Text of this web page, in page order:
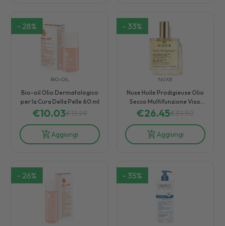
- 28%
BIO-OIL
Bio-oil Olio Dermatologico
per la Cura Della Pelle 60 ml
€10.03€13.99
Aggiungi
- 33%
NUXE
Nuxe Huile Prodigieuse Olio
Secco Multifunzione Viso
Corpo Capelli 100 ml
€26.45€39.50
Aggiungi
- 26% - 35%